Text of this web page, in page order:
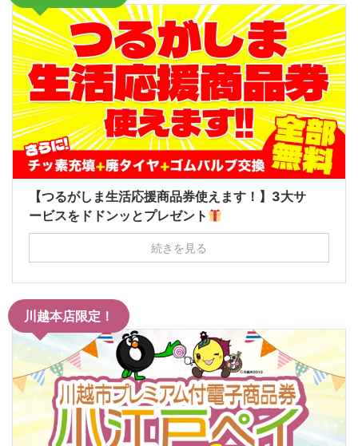
【つるがしま生活応援商品券使えます！】3大サ
ービスをドドンッとプレゼント
続きを見る
川越本店限定！